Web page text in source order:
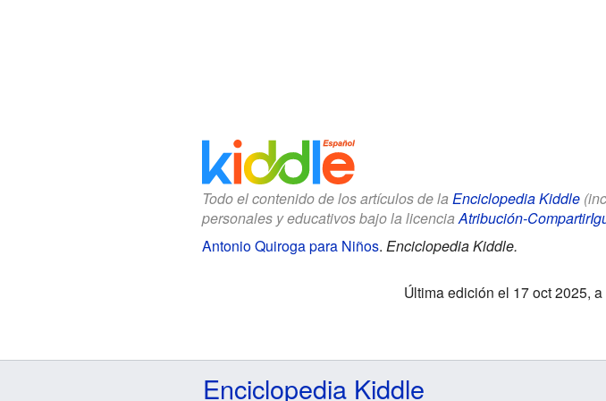
Todo el contenido de los artículos de la Enciclopedia Kiddle
personales y educativos bajo la licencia Atribución-
Antonio Quiroga para Niños. Enciclopedia Kiddle.
Última edición el 17 oct 2025,
Enciclopedia Kiddle